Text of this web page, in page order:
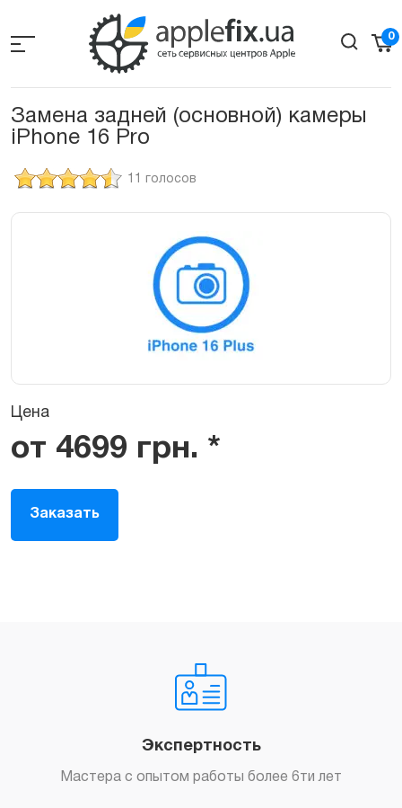
the
0
Замена задней (основной) камеры
iPhone 16 Pro
11 голосов
Цена
от 4699 грн. *
Заказать
Экспертность
Мастера с опытом работы более 6ти лет